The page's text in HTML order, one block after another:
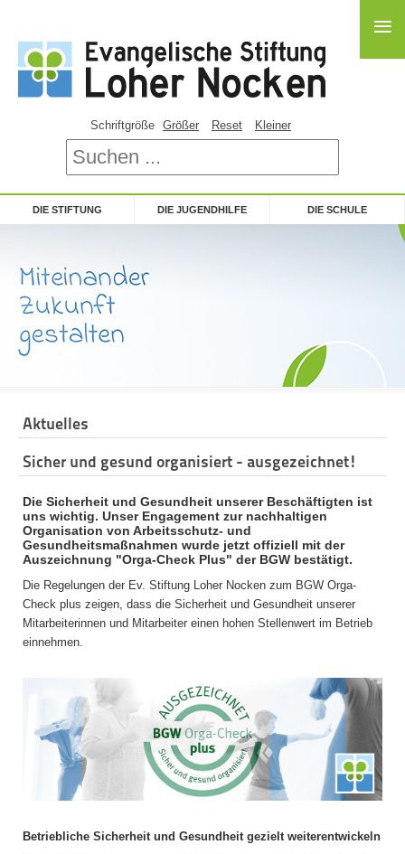
Schriftgröße Größer Reset Kleiner
DIE STIFTUNG DIE JUGENDHILFE DIE SCHULE
Aktuelles
Sicher und gesund organisiert - ausgezeichnet!
Die Sicherheit und Gesundheit unserer Beschäftigten ist
uns wichtig. Unser Engagement zur nachhaltigen
Organisation von Arbeitsschutz- und
Gesundheitsmaßnahmen wurde jetzt offiziell mit der
Auszeichnung "Orga-Check Plus" der BGW bestätigt.
Die Regelungen der Ev. Stiftung Loher Nocken zum BGW Orga-
Check plus zeigen, dass die Sicherheit und Gesundheit unserer
Mitarbeiterinnen und Mitarbeiter einen hohen Stellenwert im Betrieb
einnehmen.
Betriebliche Sicherheit und Gesundheit gezielt weiterentwickeln
≡